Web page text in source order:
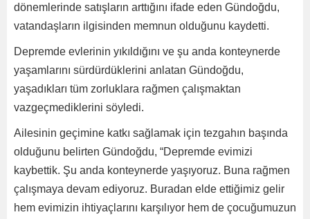
dönemlerinde satışların arttığını ifade eden Gündoğdu,
vatandaşların ilgisinden memnun olduğunu kaydetti.
Depremde evlerinin yıkıldığını ve şu anda konteynerde
yaşamlarını sürdürdüklerini anlatan Gündoğdu,
yaşadıkları tüm zorluklara rağmen çalışmaktan
vazgeçmediklerini söyledi.
Ailesinin geçimine katkı sağlamak için tezgahın başında
olduğunu belirten Gündoğdu, “Depremde evimizi
kaybettik. Şu anda konteynerde yaşıyoruz. Buna rağmen
çalışmaya devam ediyoruz. Buradan elde ettiğimiz gelir
hem evimizin ihtiyaçlarını karşılıyor hem de çocuğumuzun